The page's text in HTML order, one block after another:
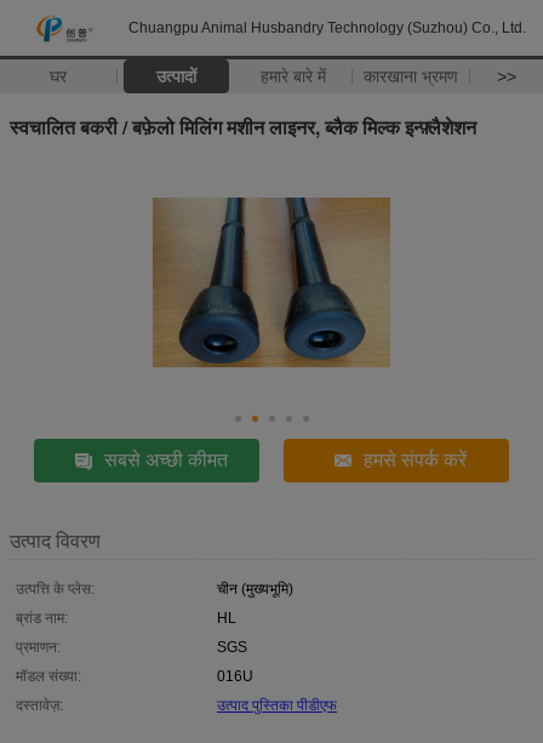
Chuangpu Animal Husbandry Technology (Suzhou) Co., Ltd.
घर उत्पादों हमारे बारे में कारखाना भ्रमण >>
स्वचालित बकरी / बफ़ेलो मिलिंग मशीन लाइनर, ब्लैक मिल्क इन्फ़्लैशेशन
सबसे अच्छी कीमत हमसे संपर्क करें
उत्पाद विवरण
उत्पत्ति के प्लेस:
चीन (मुख्यभूमि)
ब्रांड नाम:
HL
प्रमाणन:
SGS
मॉडल संख्या:
016U
दस्तावेज़:
उत्पाद पुस्तिका पीडीएफ